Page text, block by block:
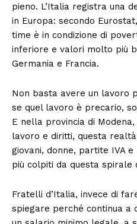
pieno. L’Italia registra una
in Europa: secondo
time è in condizione di
inferiore e valori molto più
Germania e Francia.
Non basta avere un lavoro
se quel lavoro è precario,
E nella provincia di
lavoro e diritti, questa
giovani, donne, partite IVA
più colpiti da questa spirale
Fratelli d’Italia, invece di
spiegare perché continua a